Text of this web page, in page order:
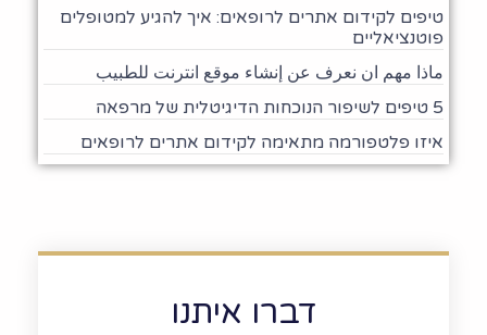
טיפים לקידום אתרים לרופאים: איך להגיע למטופלים
פוטנציאליים
ماذا مهم ان نعرف عن إنشاء موقع انترنت للطبيب
5 טיפים לשיפור הנוכחות הדיגיטלית של מרפאה
איזו פלטפורמה מתאימה לקידום אתרים לרופאים
דברו איתנו